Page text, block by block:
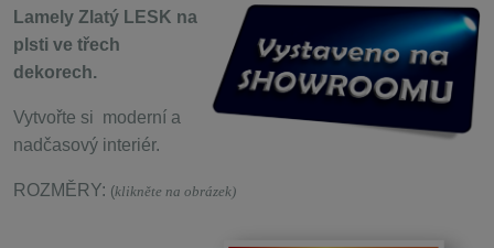
Lamely Zlatý LESK na
plsti ve třech
dekorech.
Vytvořte si moderní a
nadčasový interiér.
ROZMĚRY: (klikněte na obrázek)